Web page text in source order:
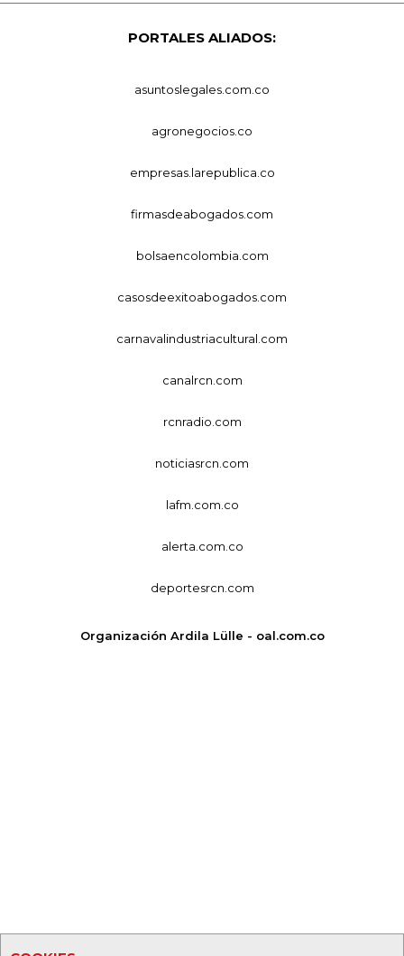
PORTALES ALIADOS:
asuntoslegales.com.co
agronegocios.co
empresas.larepublica.co
firmasdeabogados.com
bolsaencolombia.com
casosdeexitoabogados.com
carnavalindustriacultural.com
canalrcn.com
rcnradio.com
noticiasrcn.com
lafm.com.co
alerta.com.co
deportesrcn.com
Organización Ardila Lülle - oal.com.co